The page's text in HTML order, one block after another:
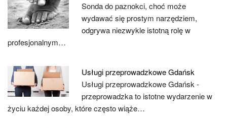
Sonda do paznokci, choć może
wydawać się prostym narzędziem,
odgrywa niezwykle istotną rolę w
profesjonalnym…
Usługi przeprowadzkowe Gdańsk
Usługi przeprowadzkowe Gdańsk -
przeprowadzka to istotne wydarzenie w
życiu każdej osoby, które często wiąże…